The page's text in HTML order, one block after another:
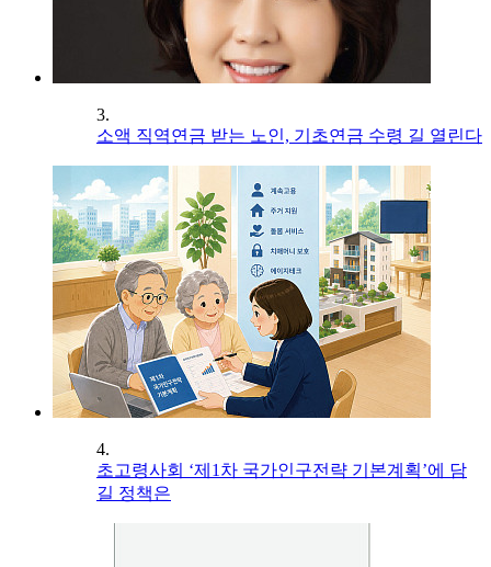
3.
소액 직역연금 받는 노인, 기초연금 수령 길 열린다
4.
초고령사회 ‘제1차 국가인구전략 기본계획’에 담
길 정책은